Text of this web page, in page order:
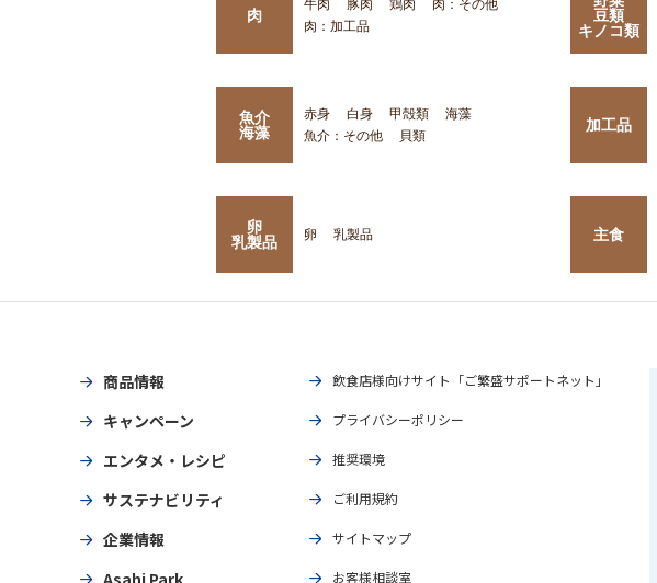
肉
牛肉 豚肉 鶏肉
肉：その他
肉：加工品
豆類
キノコ類
魚介
海藻
赤身 白身 甲殻類
海藻
魚介：その他
貝類
加工品
卵
乳製品
卵 乳製品 主食
商品情報
キャンペーン
エンタメ・レシピ
サステナビリティ
企業情報
Asahi Park
飲食店様向けサイト「ご繁盛サポートネット」
プライバシーポリシー
推奨環境
ご利用規約
サイトマップ
お客様相談室